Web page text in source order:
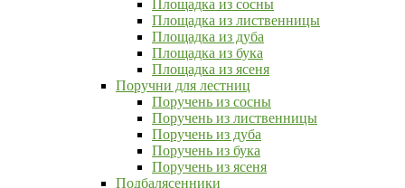
Площадка из сосны
Площадка из лиственницы
Площадка из дуба
Площадка из бука
Площадка из ясеня
Поручни для лестниц
Поручень из сосны
Поручень из лиственницы
Поручень из дуба
Поручень из бука
Поручень из ясеня
Подбалясенники